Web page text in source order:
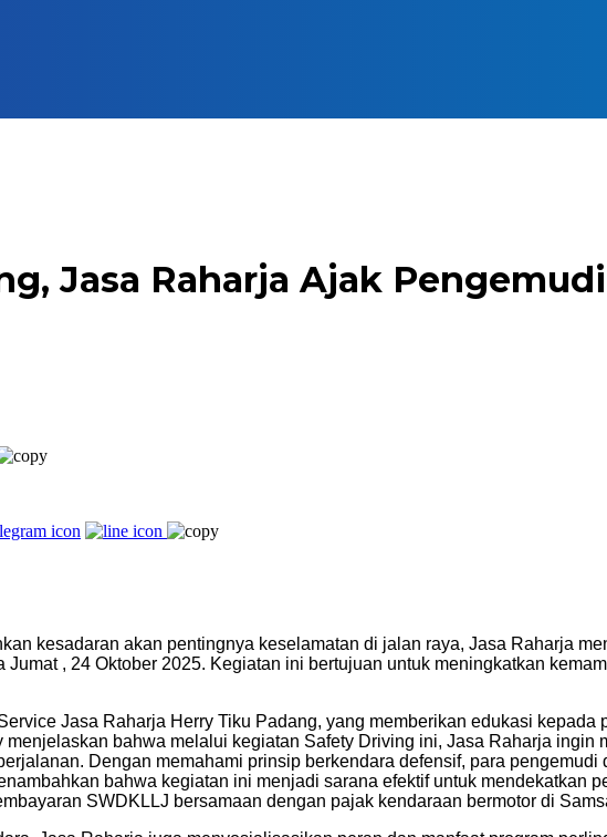
Jasa Raharja Ajak
kesadaran akan pentingnya keselamatan di jalan raya, Jasa Raharja
, 24 Oktober 2025. Kegiatan ini bertujuan untuk meningkatkan
Jasa Raharja Herry Tiku Padang, yang memberikan edukasi
bahwa melalui kegiatan Safety Driving ini, Jasa Raharja ingin
Dengan memahami prinsip berkendara defensif, para
bahwa kegiatan ini menjadi sarana efektif untuk mendekatkan
SWDKLLJ bersamaan dengan pajak kendaraan bermotor di